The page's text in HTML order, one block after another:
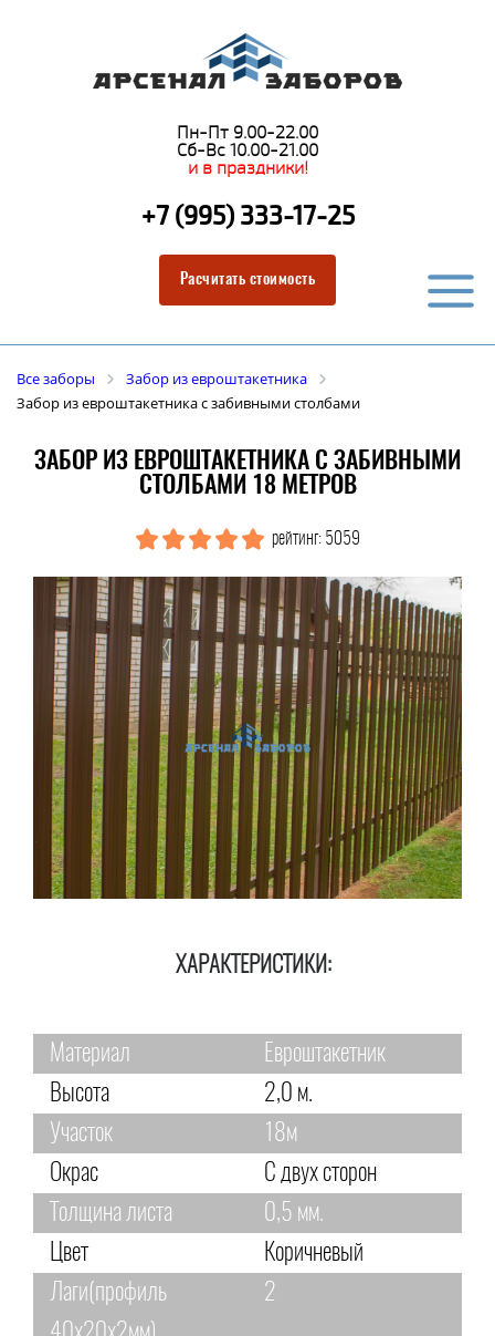
Пн-Пт 9.00-22.00
Сб-Вс 10.00-21.00
и в праздники!
+7 (995) 333-17-25
Расчитать стоимость
Все заборы
Забор из евроштакетника
Забор из евроштакетника с забивными столбами
ЗАБОР ИЗ ЕВРОШТАКЕТНИКА С ЗАБИВНЫМИ
СТОЛБАМИ 18 МЕТРОВ
рейтинг: 5059
ХАРАКТЕРИСТИКИ:
Материал
Евроштакетник
Высота
2,0 м.
Участок
18м
Окрас
С двух сторон
Толщина листа
0,5 мм.
Цвет
Коричневый
Лаги(профиль
2